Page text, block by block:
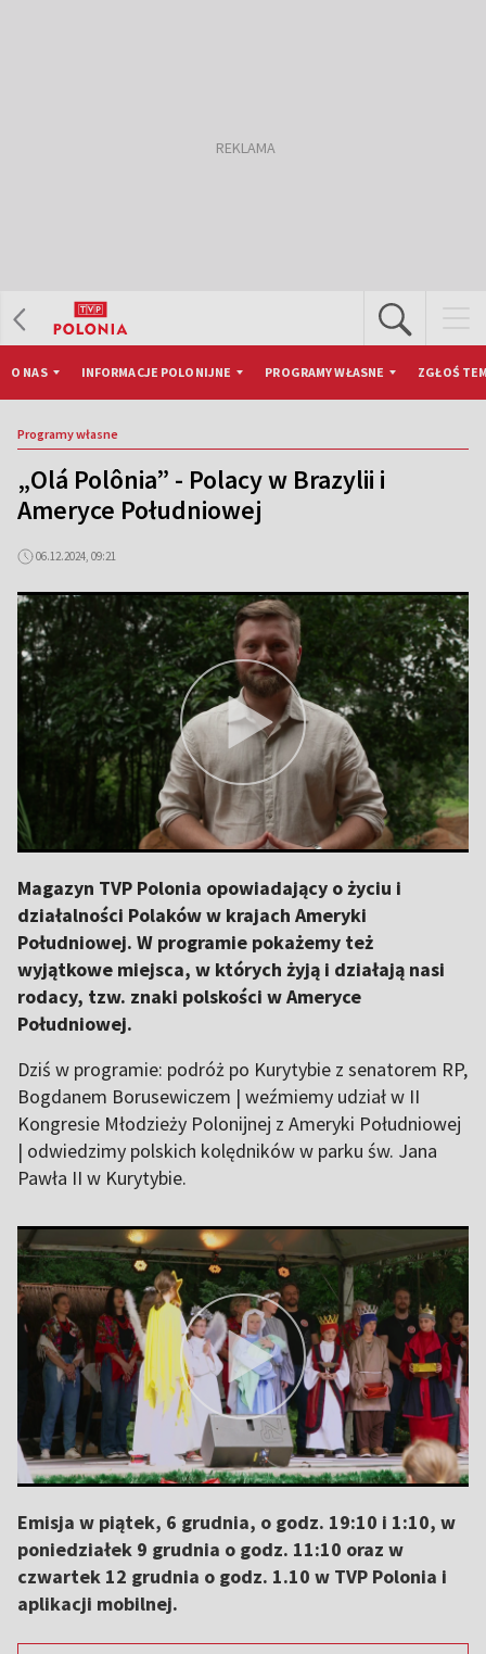
O NAS INFORMACJE POLONIJNE PROGRAMY WŁASNE ZGŁOŚ
Programy własne
„Olá Polônia” - Polacy w Brazylii i
Ameryce Południowej
06.12.2024, 09:21
Magazyn TVP Polonia opowiadający o życiu i
działalności Polaków w krajach Ameryki
Południowej. W programie pokażemy też
wyjątkowe miejsca, w których żyją i działają nasi
rodacy, tzw. znaki polskości w Ameryce
Południowej.
Dziś w programie: podróż po Kurytybie z senatorem RP,
Bogdanem Borusewiczem | weźmiemy udział w II
Kongresie Młodzieży Polonijnej z Ameryki Południowej
| odwiedzimy polskich kolędników w parku św. Jana
Pawła II w Kurytybie.
Emisja w piątek, 6 grudnia, o godz. 19:10 i 1:10, w
poniedziałek 9 grudnia o godz. 11:10 oraz w
czwartek 12 grudnia o godz. 1.10 w TVP Polonia i
aplikacji mobilnej.